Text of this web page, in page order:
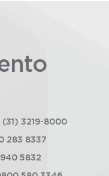
(31) 3219-8000
283 8337
5832